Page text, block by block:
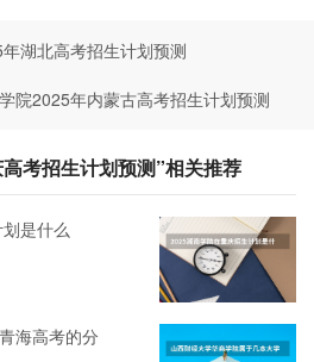
湖北高考招生计划预测
院2025年内蒙古高考招生计划预测
考招生计划预测”相关推荐
是什么
海高考的分